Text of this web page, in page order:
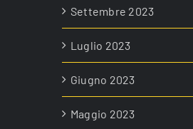
Settembre 2023
Luglio 2023
Giugno 2023
Maggio 2023